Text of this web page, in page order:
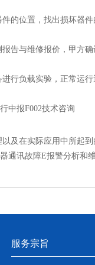
位置，找出损坏器件
与维修报价，甲方确
负载实验，正常运行
中报F002技术咨询
及在实际应用中所起到
通讯故障E报警分析和
服务宗旨